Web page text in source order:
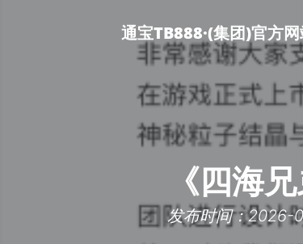
通宝TB888·(集团)官方
《四海
发布时间：